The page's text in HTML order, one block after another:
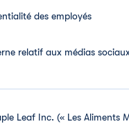
des employés
relatif aux médias
Leaf Inc. (« Les Aliments